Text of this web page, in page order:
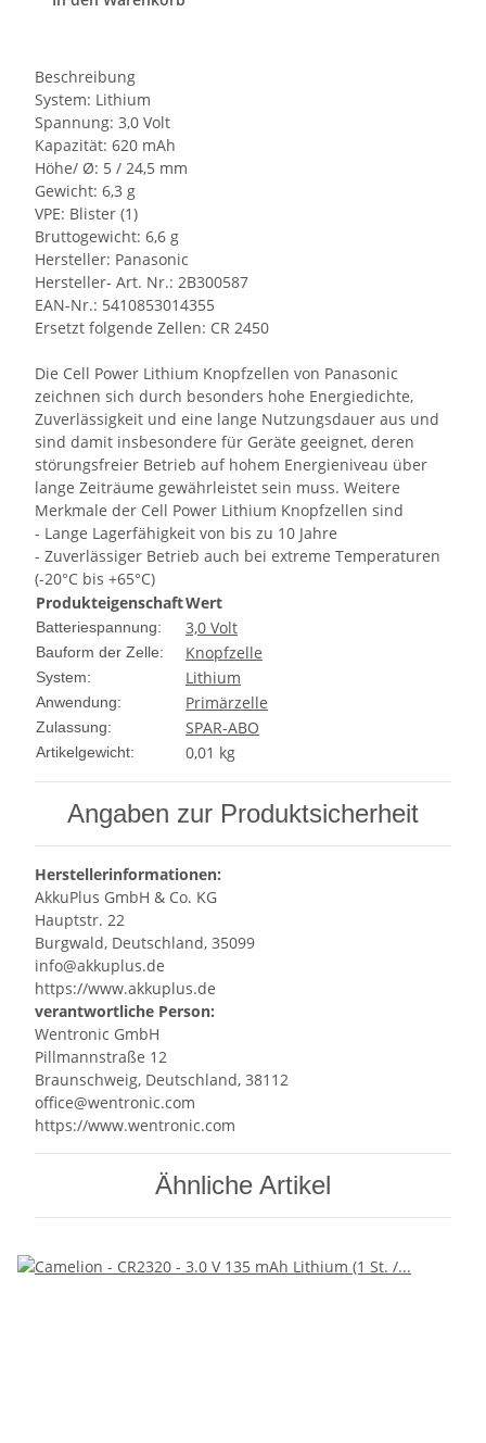
Beschreibung
System: Lithium
Spannung: 3,0 Volt
Kapazität: 620 mAh
Höhe/ Ø: 5 / 24,5 mm
Gewicht: 6,3 g
VPE: Blister (1)
Bruttogewicht: 6,6 g
Hersteller: Panasonic
Hersteller- Art. Nr.: 2B300587
EAN-Nr.: 5410853014355
Ersetzt folgende Zellen: CR 2450
Die Cell Power Lithium Knopfzellen von Panasonic
zeichnen sich durch besonders hohe Energiedichte,
Zuverlässigkeit und eine lange Nutzungsdauer aus und
sind damit insbesondere für Geräte geeignet, deren
störungsfreier Betrieb auf hohem Energieniveau über
lange Zeiträume gewährleistet sein muss. Weitere
Merkmale der Cell Power Lithium Knopfzellen sind
- Lange Lagerfähigkeit von bis zu 10 Jahre
- Zuverlässiger Betrieb auch bei extreme Temperaturen
(-20°C bis +65°C)
ProdukteigenschaftWert
Batteriespannung: 3,0 Volt
Bauform der Zelle: Knopfzelle
System: Lithium
Anwendung: Primärzelle
Zulassung: SPAR-ABO
Artikelgewicht: 0,01 kg
Angaben zur Produktsicherheit
Herstellerinformationen:
AkkuPlus GmbH & Co. KG
Hauptstr. 22
Burgwald, Deutschland, 35099
info@akkuplus.de
https://www.akkuplus.de
verantwortliche Person:
Wentronic GmbH
Pillmannstraße 12
Braunschweig, Deutschland, 38112
office@wentronic.com
https://www.wentronic.com
Ähnliche Artikel